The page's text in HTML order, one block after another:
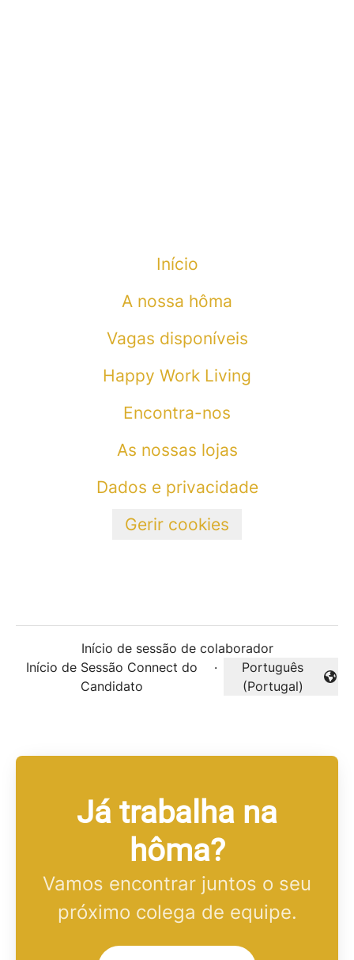
Início
A nossa hôma
Vagas disponíveis
Happy Work Living
Encontra-nos
As nossas lojas
Dados e privacidade
Gerir cookies
Início de sessão de colaborador
Início de Sessão Connect do
Candidato
·
Alterar idioma
Português
(Portugal)
Já trabalha na
hôma?
Vamos encontrar juntos o seu
próximo colega de equipe.